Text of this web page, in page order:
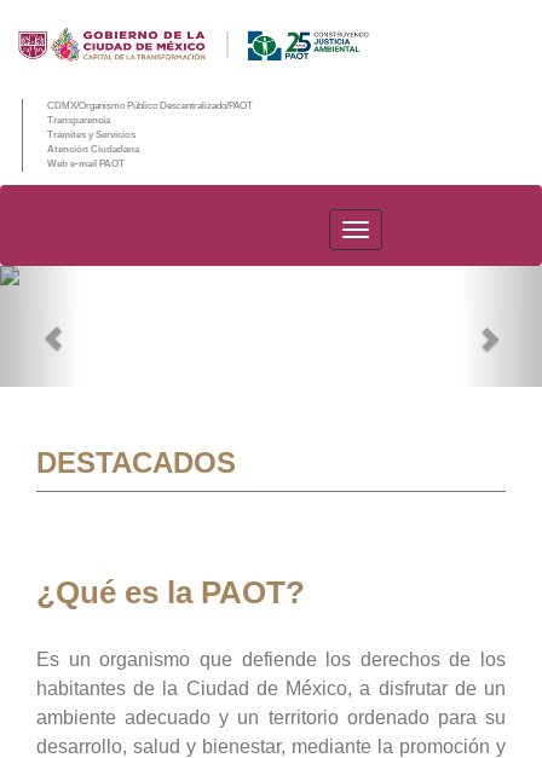
CDMX/Organismo Público Descentralizado/PAOT
Transparencia
Trámites y Servicios
Atención Ciudadana
Web e-mail PAOT
PAOT
DESTACADOS
¿Qué es la PAOT?
Es un organismo que defiende los derechos de los
habitantes de la Ciudad de México, a disfrutar de un
ambiente adecuado y un territorio ordenado para su
desarrollo, salud y bienestar, mediante la promoción y